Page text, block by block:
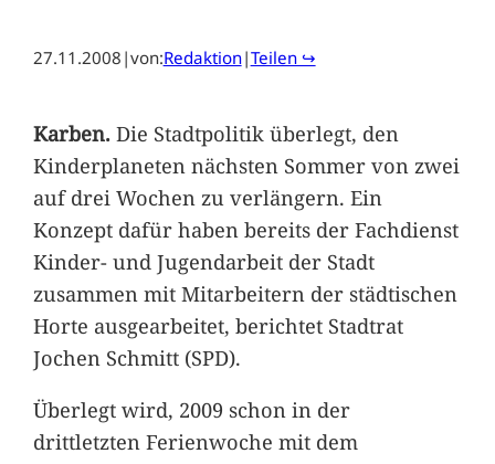
27.11.2008 |von:Redaktion|Teilen ↪
Karben.Die Stadtpolitik überlegt, den
Kinderplaneten nächsten Sommer von zwei
auf drei Wochen zu verlängern. Ein
Konzept dafür haben bereits der Fachdienst
Kinder- und Jugendarbeit der Stadt
zusammen mit Mitarbeitern der städtischen
Horte ausgearbeitet, berichtet Stadtrat
Jochen Schmitt (SPD).
Überlegt wird, 2009 schon in der
drittletzten Ferienwoche mit dem